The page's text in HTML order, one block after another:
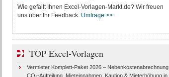
Wie gefällt Ihnen Excel-Vorlagen-Markt.de? Wir freuen
uns über Ihr Feedback. Umfrage >>
TOP Excel-Vorlagen
Vermieter Komplett-Paket 2026 – Nebenkostenabrechnung,
CO₂-Aufteilung, Mieteinnahmen, Kaution & Mieterhöhung in